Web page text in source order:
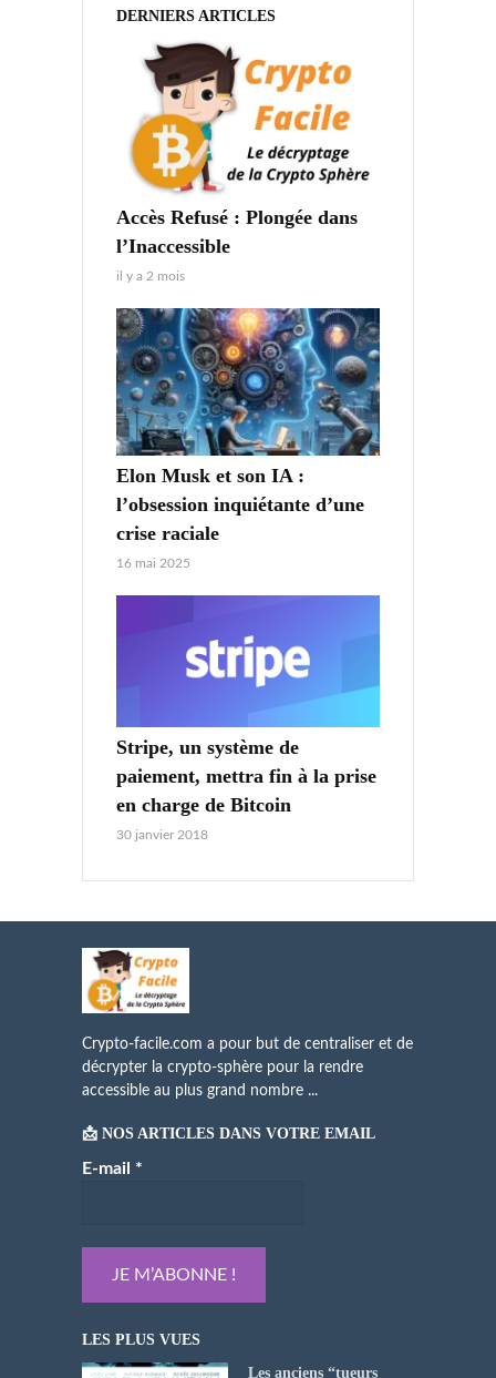
DERNIERS ARTICLES
Accès Refusé : Plongée dans
l’Inaccessible
il y a 2 mois
Elon Musk et son IA :
l’obsession inquiétante d’une
crise raciale
16 mai 2025
Stripe, un système de
paiement, mettra fin à la prise
en charge de Bitcoin
30 janvier 2018
Crypto-facile.com a pour but de centraliser et de
décrypter la crypto-sphère pour la rendre
accessible au plus grand nombre ...
📩 NOS ARTICLES DANS VOTRE EMAIL
E-mail *
LES PLUS VUES
Les anciens “tueurs